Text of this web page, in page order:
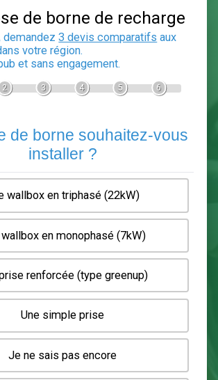
de borne de
demandez3 devis comparatifs
pub et sans engagement.
2 3 6
de borne souhaitez-
installer ?
Une wallbox en triphasé (22kW)
wallbox en monophasé (7kW)